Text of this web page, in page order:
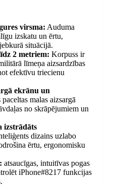
virsma: Auduma
izskatu un ērtu,
situācijā.
2 metriem: Korpuss ir
līmeņa aizsardzības
efektīvu triecienu
ekrānu un
malas aizsargā
no skrāpējumiem un
izstrādāts
dizains uzlabo
ērtu, ergonomisku
atsaucīgas, intuitīvas pogas
iPhone#8217 funkcijas